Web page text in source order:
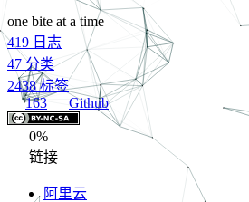
one bite at a time
419 日志
47 分类
2438 标签
163
Github
0%
链接
阿里云